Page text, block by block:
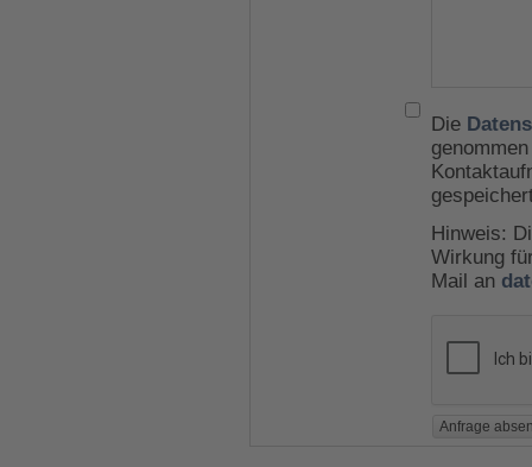
Die
Hinweis:
Wirkung
Mail an